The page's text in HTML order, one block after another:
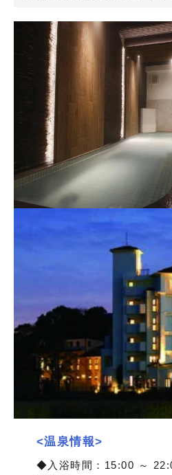
<温泉情報>
◆入浴時間：15:00 ～